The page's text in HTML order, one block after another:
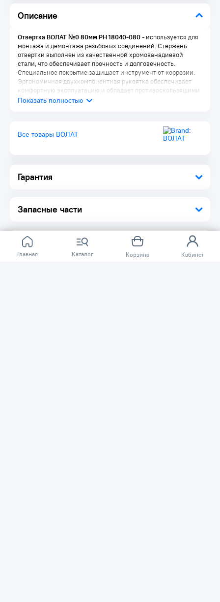
Главная Каталог Корзина Кабинет
Описание
Гарантия
Запасные части
Отвертка ВОЛАТ №0 80мм PH 18040-080- используется для
монтажа и демонтажа резьбовых соединений. Стержень
отвертки выполнен из качественной хромованадиевой
стали, что обеспечивает прочность и долговечность.
Специальное покрытие защищает инструмент от коррозии.
Эргономичная двухкомпонентная рукоятка обеспечивает
комфортную эксплуатацию и обладает противоскользящими
свойствами.
Все товары ВОЛАТ